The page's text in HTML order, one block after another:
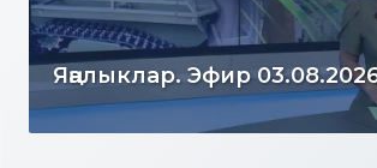
Яңалыклар. Эфир 31.07.2026